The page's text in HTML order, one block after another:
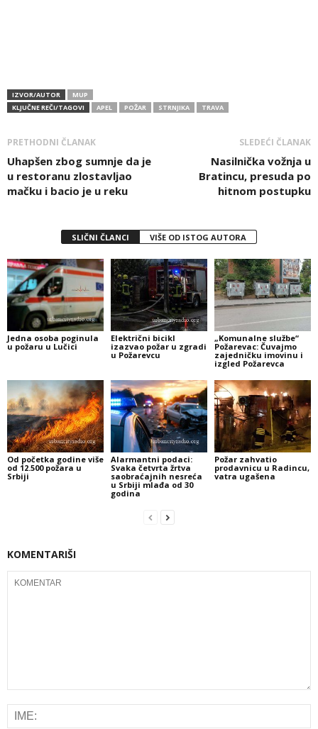
IZVOR/AUTOR
MUP
KLJUČNE REČI/TAGOVI
APEL POŽAR STRNJIKA TRAVA
PRETHODNI ČLANAK
Uhapšen zbog sumnje da je
u restoranu zlostavljao
mačku i bacio je u reku
SLEDEĆI ČLANAK
Nasilnička vožnja u
Bratincu, presuda po
hitnom postupku
SLIČNI ČLANCI VIŠE OD ISTOG AUTORA
Jedna osoba poginula
u požaru u Lučici
Električni bicikl
izazvao požar u zgradi
u Požarevcu
„Komunalne službe“
Požarevac: Čuvajmo
zajedničku imovinu i
izgled Požarevca
Od početka godine više
od 12.500 požara u
Srbiji
Alarmantni podaci:
Svaka četvrta žrtva
saobraćajnih nesreća
u Srbiji mlađa od 30
godina
Požar zahvatio
prodavnicu u Radincu,
vatra ugašena
KOMENTARIŠI